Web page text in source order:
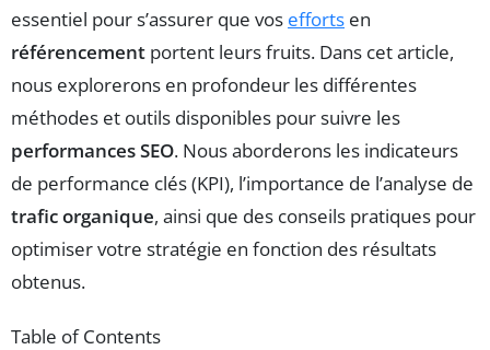
essentiel pour s’assurer que vos efforts en
référencement portent leurs fruits. Dans cet article,
nous explorerons en profondeur les différentes
méthodes et outils disponibles pour suivre les
performances SEO. Nous aborderons les indicateurs
de performance clés (KPI), l’importance de l’analyse de
trafic organique, ainsi que des conseils pratiques pour
optimiser votre stratégie en fonction des résultats
obtenus.
Table of Contents